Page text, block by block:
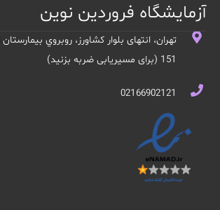
آزمایشگاه فروردین نوین
تهران، انتهای بلوار کشاورز، روبروي
151 (برای مسیریابی ضربه بزنید)
02166902121